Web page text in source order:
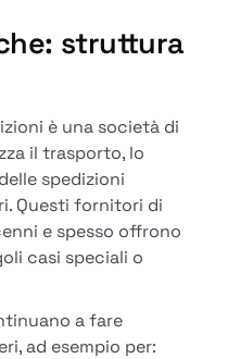
struttura
è una società di
il trasporto, lo
spedizioni
Questi fornitori di
e spesso offrono
casi speciali o
a fare
ad esempio per: